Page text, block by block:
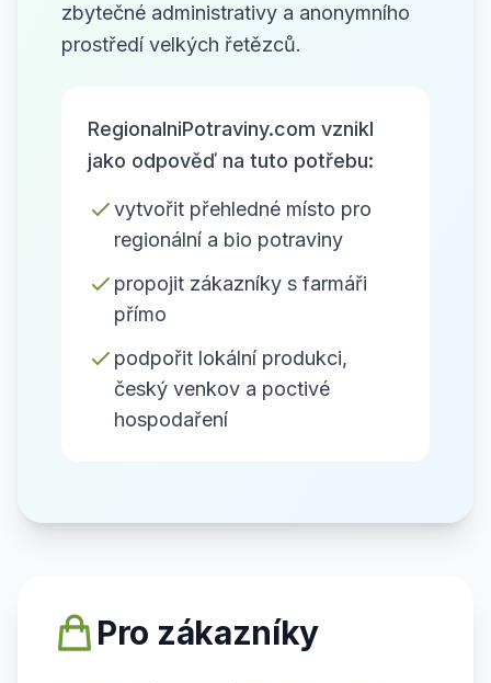
zbytečné administrativy a anonymního
prostředí velkých řetězců.
RegionalniPotraviny.com vznikl
jako odpověď na tuto potřebu:
vytvořit přehledné místo pro
regionální a bio potraviny
propojit zákazníky s farmáři
přímo
podpořit lokální produkci,
český venkov a poctivé
hospodaření
Pro zákazníky